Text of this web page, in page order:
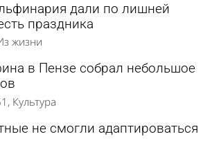
дали по лишней
праздника
жизни
в Пензе собрал небольшое
Культура
не смогли адаптироваться